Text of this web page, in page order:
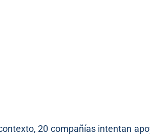
20 compañías intentan